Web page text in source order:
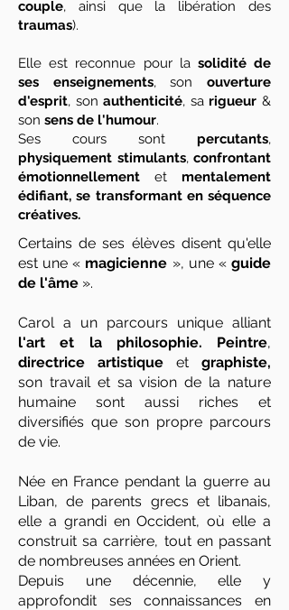
couple, ainsi que la libération des
traumas).
Elle est reconnue pour la solidité de
ses enseignements, sonouverture
d'esprit, sonauthenticité, sarigueur &
son sens de l'humour. ​
Ses cours sont percutants,
physiquement stimulants, confrontant
émotionnellement et mentalement
édifiant, se transformant en séquence
créatives.
Certains de ses élèves disent qu'elle
est une « magicienne », une «guide
de l'âme ».
Carol a un parcours unique alliant
l'art et la philosophie.
Peintre,
directrice artistique et graphiste,
son travail et sa vision de la nature
humaine sont aussi riches et
diversifiés que son propre parcours
de vie.
Née en France pendant la guerre au
Liban, de parents grecs et libanais,
elle a grandi en Occident, où elle a
construit sa carrière, tout en passant
de nombreuses années en Orient.
Depuis une décennie, elle y
approfondit ses connaissances en